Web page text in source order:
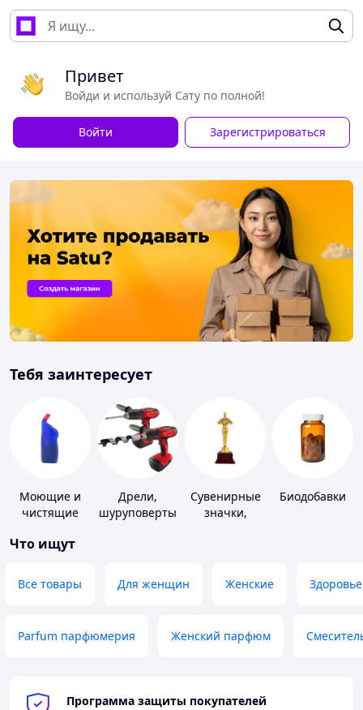
Привет
Войди и используй Сату по полной!
Войти Зарегистрироваться
Тебя заинтересует
Моющие и
чистящие
Дрели,
шуруповерты
Сувенирные
значки,
Биодобавки
Что ищут
Все товары Для женщин Женские Здоровье
Parfum парфюмерия Женский парфюм
Программа защиты покупателей